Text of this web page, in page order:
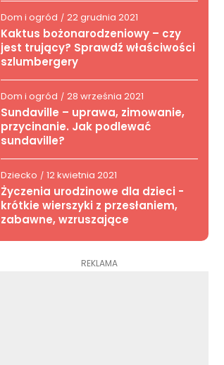
Dom i ogród / 22 grudnia 2021
Kaktus bożonarodzeniowy – czy
jest trujący? Sprawdź właściwości
szlumbergery
Dom i ogród / 28 września 2021
Sundaville – uprawa, zimowanie,
przycinanie. Jak podlewać
sundaville?
Dziecko / 12 kwietnia 2021
Życzenia urodzinowe dla dzieci -
krótkie wierszyki z przesłaniem,
zabawne, wzruszające
REKLAMA